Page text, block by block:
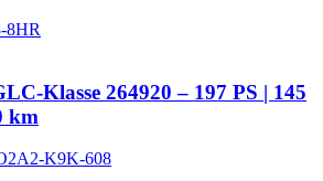
Klasse 264920 – 197 PS | 145
km